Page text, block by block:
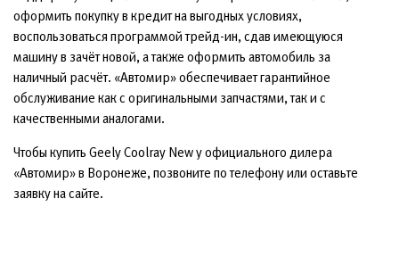
оформить покупку в кредит на выгодных условиях,
воспользоваться программой трейд-ин, сдав имеющуюся
машину в зачёт новой, а также оформить автомобиль за
наличный расчёт. «Автомир» обеспечивает гарантийное
обслуживание как с оригинальными запчастями, так и с
качественными аналогами.
Чтобы купить Geely Coolray New у официального дилера
«Автомир» в Воронеже, позвоните по телефону или оставьте
заявку на сайте.